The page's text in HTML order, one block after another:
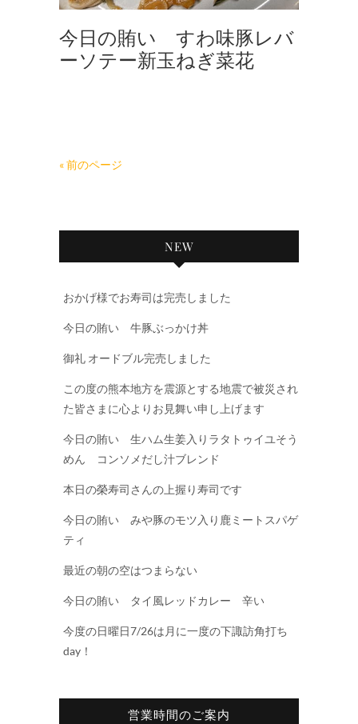
今日の賄い すわ味豚レバ
ーソテー新玉ねぎ菜花
« 前のページ
NEW
おかげ様でお寿司は完売しました
今日の賄い 牛豚ぶっかけ丼
御礼 オードブル完売しました
この度の熊本地方を震源とする地震で被災され
た皆さまに心よりお見舞い申し上げます
今日の賄い 生ハム生姜入りラタトゥイユそう
めん コンソメだし汁ブレンド
本日の榮寿司さんの上握り寿司です
今日の賄い みや豚のモツ入り鹿ミートスパゲ
ティ
最近の朝の空はつまらない
今日の賄い タイ風レッドカレー 辛い
今度の日曜日7/26は月に一度の下諏訪角打ち
day！
営業時間のご案内